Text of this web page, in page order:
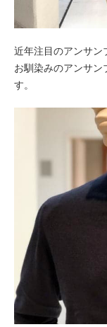
近年注目のアンサン
お馴染みのアンサン
す。